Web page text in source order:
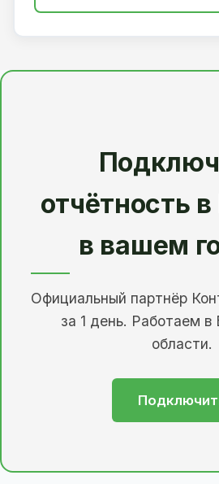
отчётность
в вашем
Официальный партнёр
за 1 день. Работаем в
области.